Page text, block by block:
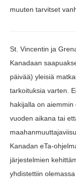
muuten tarvitset
St. Vincentin ja
Kanadaan
päivää) yleisiä
tarkoituksia varten.
hakijalla on
vuoden aikana tai
Kanadan eTa-
järjestelmien
yhdistettiin